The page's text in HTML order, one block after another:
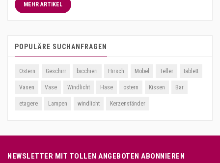
MEHR ARTIKEL
POPULÄRE SUCHANFRAGEN
Ostern Geschirr bicchieri Hirsch Möbel Teller tablett
Vasen Vase Windlicht Hase ostern Kissen Bar
etagere Lampen windlicht Kerzenständer
NEWSLETTER MIT TOLLEN ANGEBOTEN ABONNIEREN